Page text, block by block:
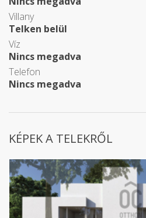
Villany
Telken belül
Víz
Nincs megadva
Telefon
Nincs megadva
KÉPEK A TELEKRŐL